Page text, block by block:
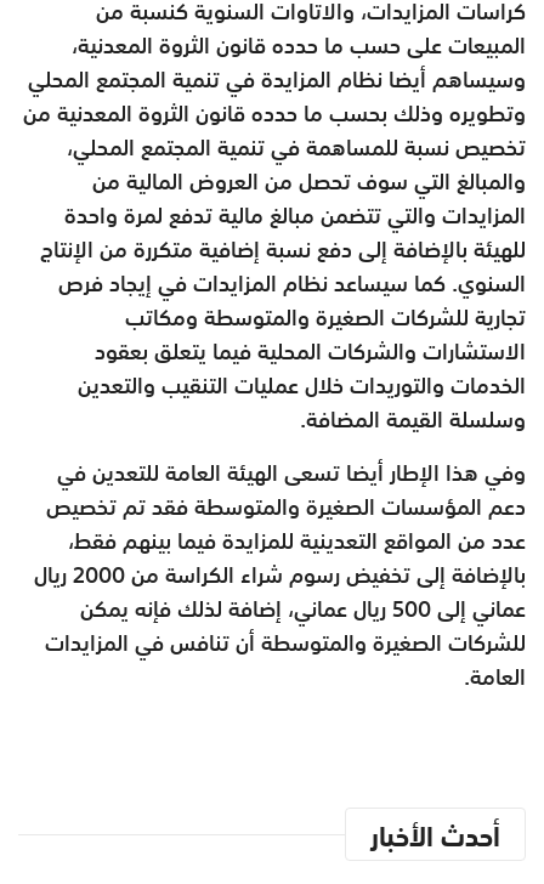
كراسات المزايدات، والاتاوات السنوية كنسبة من
المبيعات على حسب ما حدده قانون الثروة المعدنية،
وسيساهم أيضا نظام المزايدة في تنمية المجتمع المحلي
وتطويره وذلك بحسب ما حدده قانون الثروة المعدنية من
تخصيص نسبة للمساهمة في تنمية المجتمع المحلي،
والمبالغ التي سوف تحصل من العروض المالية من
المزايدات والتي تتضمن مبالغ مالية تدفع لمرة واحدة
للهيئة بالإضافة إلى دفع نسبة إضافية متكررة من الإنتاج
السنوي. كما سيساعد نظام المزايدات في إيجاد فرص
تجارية للشركات الصغيرة والمتوسطة ومكاتب
الاستشارات والشركات المحلية فيما يتعلق بعقود
الخدمات والتوريدات خلال عمليات التنقيب والتعدين
وسلسلة القيمة المضافة.
وفي هذا الإطار أيضا تسعى الهيئة العامة للتعدين في
دعم المؤسسات الصغيرة والمتوسطة فقد تم تخصيص
عدد من المواقع التعدينية للمزايدة فيما بينهم فقط،
بالإضافة إلى تخفيض رسوم شراء الكراسة من 2000 ريال
عماني إلى 500 ريال عماني، إضافة لذلك فإنه يمكن
للشركات الصغيرة والمتوسطة أن تنافس في المزايدات
العامة.
أحدث الأخبار